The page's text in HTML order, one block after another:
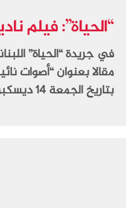
“الحياة”: فيلم
في جريدة “الحياة”
مقالا بعنوان “أصوات
بتاريخ الجمعة 14 ديسكبر، توقفت خلاله …